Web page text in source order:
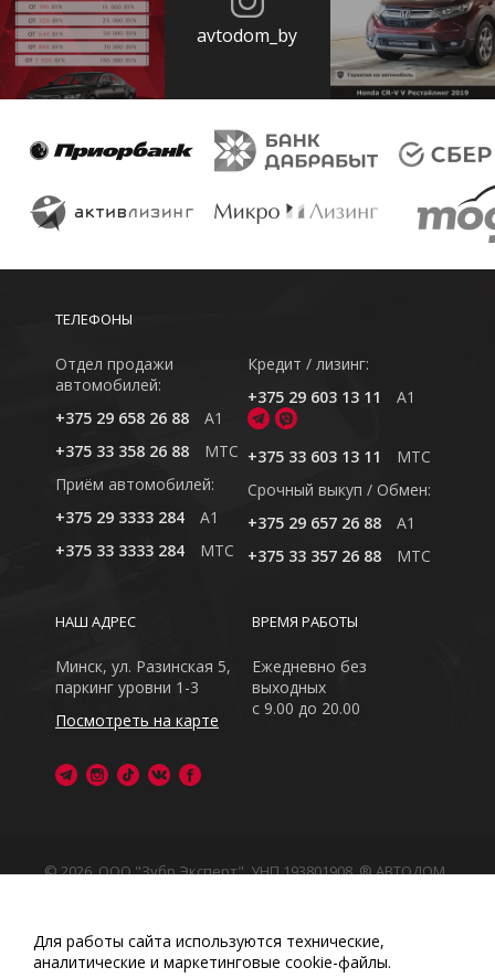
avtodom_by
ТЕЛЕФОНЫ
Отдел продажи
автомобилей:
+375 29 658 26 88
A1
+375 33 358 26 88
MTC
Приём автомобилей:
+375 29 3333 284
A1
+375 33 3333 284
MTC
Кредит / лизинг:
+375 29 603 13 11
A1
+375 33 603 13 11
MTC
Cрочный выкуп / Обмен:
+375 29 657 26 88
A1
+375 33 357 26 88
MTC
ВРЕМЯ РАБОТЫ
Ежедневно без
выходных
с 9.00 до 20.00
НАШ АДРЕС
Минск, ул. Разинская 5,
паркинг уровни 1-3
Посмотреть на карте
© 2026, ООО "Зубр Эксперт", УНП 193801908. ® АВТОДОМ
Обращаем Ваше внимание на то, что данный интернет-
сайт носит исключительно информационный характер
Любое использование либо копирование материалов
Для работы сайта используются технические,
аналитические и маркетинговые сооkіе-файлы.